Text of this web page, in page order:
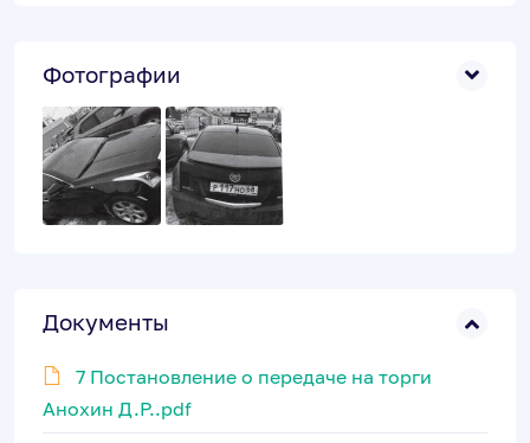
Фотографии
Документы
7 Постановление о передаче на торги
Анохин Д.Р..pdf